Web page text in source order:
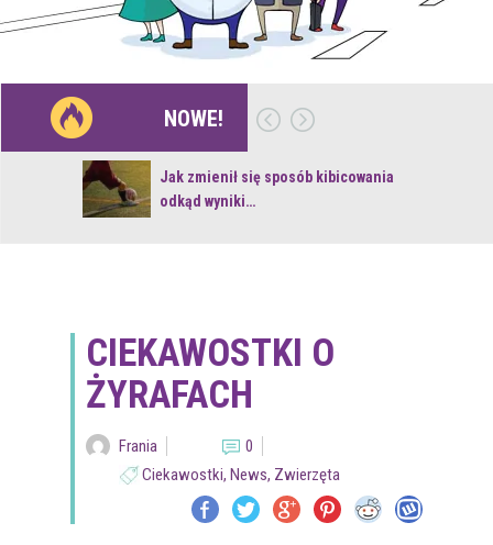
NOWE!
Jak zmienił się sposób kibicowania
odkąd wyniki…
CIEKAWOSTKI O
ŻYRAFACH
Frania
0
Ciekawostki, News, Zwierzęta